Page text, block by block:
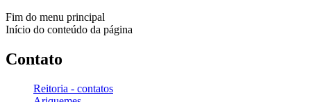
Fim do menu principal
Início do conteúdo da página
Contato
Reitoria - contatos